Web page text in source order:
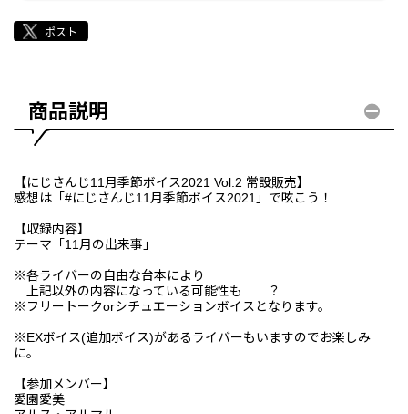
商品説明
【にじさんじ11月季節ボイス2021 Vol.2 常設販売】
感想は「#にじさんじ11月季節ボイス2021」で呟こう！
【収録内容】
テーマ「11月の出来事」
※各ライバーの自由な台本により
上記以外の内容になっている可能性も……？
※フリートークorシチュエーションボイスとなります。
※EXボイス(追加ボイス)があるライバーもいますのでお楽しみ
に。
【参加メンバー】
愛園愛美